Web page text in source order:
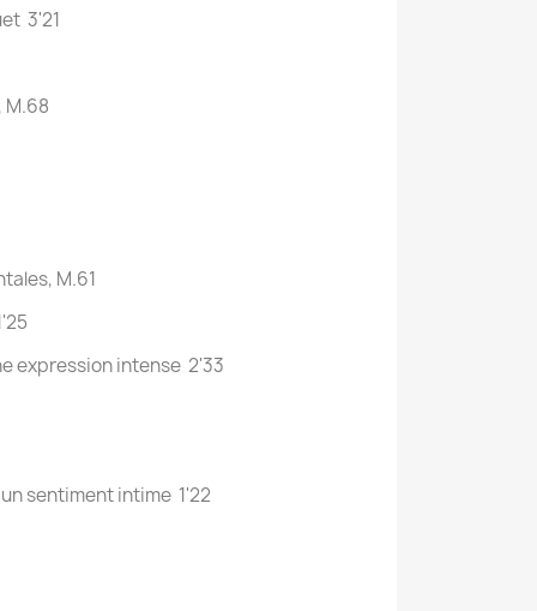
3'21
M.68
M.61
expression intense 2'33
un sentiment intime 1'22